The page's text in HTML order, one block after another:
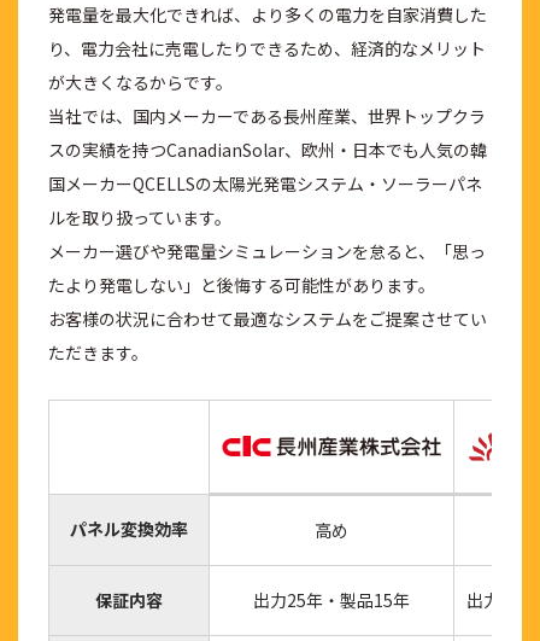
発電量を最大化できれば、より多くの電力を自家消費した
り、電力会社に売電したりできるため、経済的なメリット
が大きくなるからです。
当社では、国内メーカーである長州産業、世界トップクラ
スの実績を持つCanadianSolar、欧州・日本でも人気の韓
国メーカーQCELLSの太陽光発電システム・ソーラーパネ
ルを取り扱っています。
メーカー選びや発電量シミュレーションを怠ると、「思っ
たより発電しない」と後悔する可能性があります。
お客様の状況に合わせて最適なシステムをご提案させてい
ただきます。
パネル変換効率 高め
保証内容 出力25年・製品15年 出力25